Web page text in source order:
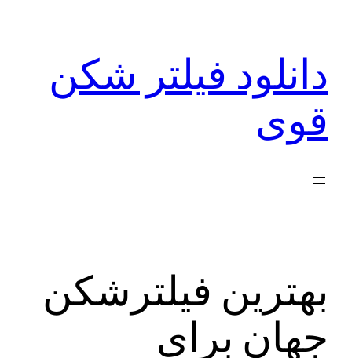
دانلود فیلتر شکن
قوی
بهترین فیلترشکن
جهان برای